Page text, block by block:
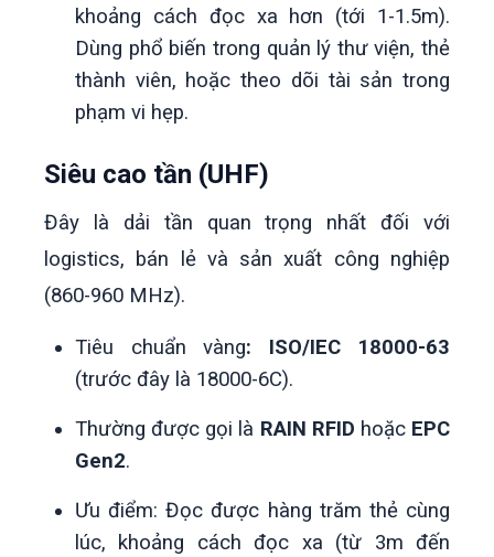
khoảng cách đọc xa hơn (tới 1-1.5m).
Dùng phổ biến trong quản lý thư viện, thẻ
thành viên, hoặc theo dõi tài sản trong
phạm vi hẹp.
Siêu cao tần (UHF)
Đây là dải tần quan trọng nhất đối với
logistics, bán lẻ và sản xuất công nghiệp
(860-960 MHz).
Tiêu chuẩn vàng:
ISO/IEC 18000-63
(trước đây là 18000-6C).
Thường được gọi là RAIN RFID hoặc EPC
Gen2.
Ưu điểm: Đọc được hàng trăm thẻ cùng
lúc, khoảng cách đọc xa (từ 3m đến